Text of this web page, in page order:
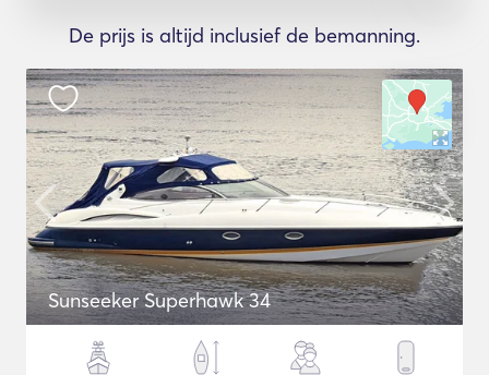
De prijs is altijd inclusief de bemanning.
Sunseeker Superhawk 34